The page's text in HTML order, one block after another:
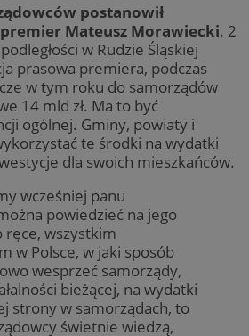
postanowił
Mateusz Morawiecki. 2
w Rudzie Śląskiej
prasowa premiera, podczas
w tym roku do samorządów
14 mld zł. Ma to być
ogólnej. Gminy, powiaty i
te środki na wydatki
dla swoich mieszkańców.
wcześniej panu
powiedzieć na jego
ręce, wszystkim
w Polsce, w jaki sposób
wesprzeć samorządy,
bieżącej, na wydatki
strony w samorządach, to
świetnie wiedzą,